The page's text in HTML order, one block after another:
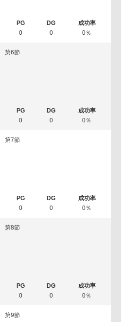
0 0 0％
第6節
0 0 0％
第7節
0 0 0％
第8節
0 0 0％
第9節